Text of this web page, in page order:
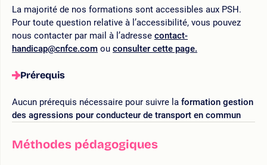
La majorité de nos formations sont accessibles aux PSH.
Pour toute question relative à l’accessibilité, vous pouvez
nous contacter par mail à l’adresse contact-
handicap@cnfce.com ou consulter cette page.
Prérequis
Aucun prérequis nécessaire pour suivre la formation gestion
des agressions pour conducteur de transport en commun
Méthodes pédagogiques